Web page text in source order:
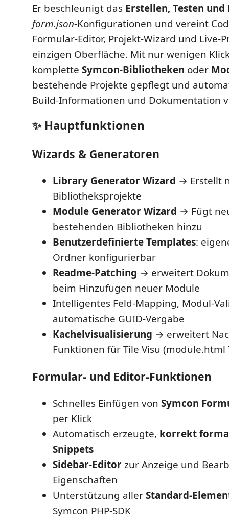
Er beschleunigt das Erstellen, Testen und
form.json-Konfigurationen und vereint
Formular-Editor, Projekt-Wizard und Live-
einzigen Oberfläche. Mit nur wenigen
komplette Symcon-Bibliotheken oder
bestehende Projekte gepflegt und
Build-Informationen und Dokumentation
✨ Hauptfunktionen
Wizards & Generatoren
Library Generator Wizard → Erstellt
Bibliotheksprojekte
Module Generator Wizard → Fügt
bestehenden Bibliotheken hinzu
Benutzerdefinierte Templates:
Ordner konfigurierbar
Readme-Patching → erweitert
beim Hinzufügen neuer Module
Intelligentes Feld-Mapping, Modul-
automatische GUID-Vergabe
Kachelvisualisierung → erweitert
Funktionen für Tile Visu (module.html
Formular- und Editor-Funktionen
Schnelles Einfügen von Symcon
per Klick
Automatisch erzeugte, korrekt
Snippets
Sidebar-Editorzur Anzeige und
Eigenschaften
Unterstützung allerStandard-
Symcon PHP-SDK